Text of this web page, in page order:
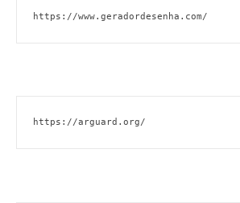
https://www.geradordesenha.com/
https://arguard.org/